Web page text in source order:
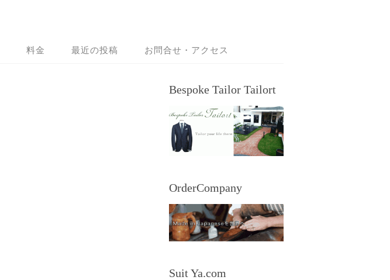
料金 最近の投稿 お問合せ・アクセス
Bespoke Tailor Tailort
OrderCompany
Suit Ya.com